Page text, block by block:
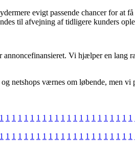
evigt passende chancer for at
til afvejning af tidligere kunders
annoncefinansieret. Vi hjælper en lang
netshops værnes om løbende, men vi
1 1 1 1 1 1 1 1 1 1 1 1 1 1 1 1 1 1 1 1 1 1
1 1 1 1 1 1 1 1 1 1 1 1 1 1 1 1 1 1 1 1 1 1